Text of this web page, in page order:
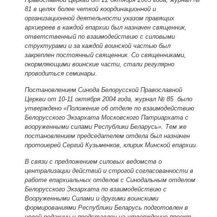
81 в целях более четкой координационной и
организационной деятельности указом правящих
архиереев в каждой епархии был назначен священник,
ответственный по взаимодействию с силовыми
структурами и за каждой воинской частью был
закреплен постоянный священник. Со священниками,
окормляющими воинские части, стали регулярно
проводиться семинары.
Постановлением Синода Белорусской Православной
Церкви от 10-11 октября 2004 года, журнал № 85 было
утверждено «Положение об отделе по взаимодействию
Белорусского Экзархата Московского Патриархата с
вооруженными силами Республики Беларусь». Тем же
постановлением председателем отдела был назначен
протоиерей Сергий Кузьменков, клирик Минской епархии.
В связи с предложением силовых ведомств о
централизации действий и строгой согласованности в
работе епархиальных отделов с Синодальным отделом
Белорусского Экзархата по взаимодействию с
Вооруженными Силами и другими воинскими
формированиями Республики Беларусь подготовлен в